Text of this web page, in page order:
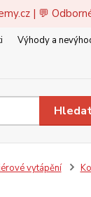
| 💬
Výhody a
vytápění